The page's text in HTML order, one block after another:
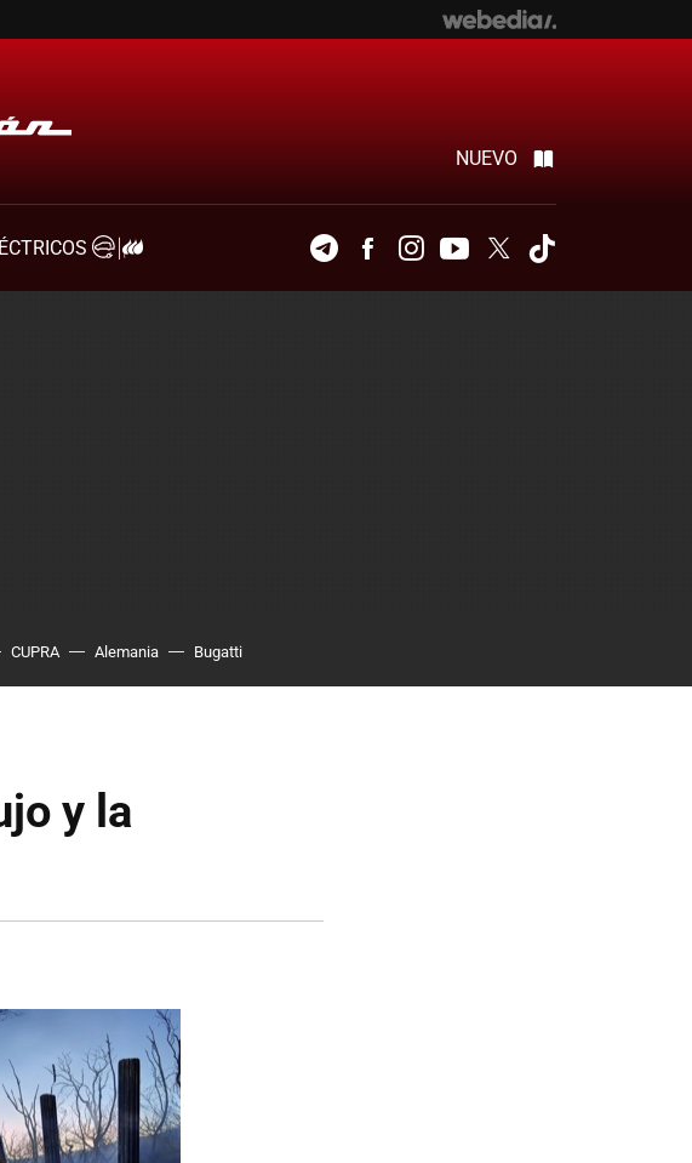
NUEVO
TelegramFacebookInstagramYoutubeTwitter
CUPRA Alemania Bugatti
y la